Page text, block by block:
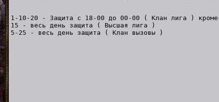
1-10-20 - Защита с 18-00 до 00-00 ( Клан лига )
15 - весь день защита ( Высшая лига )
5-25 - весь день защита ( Клан вызовы )